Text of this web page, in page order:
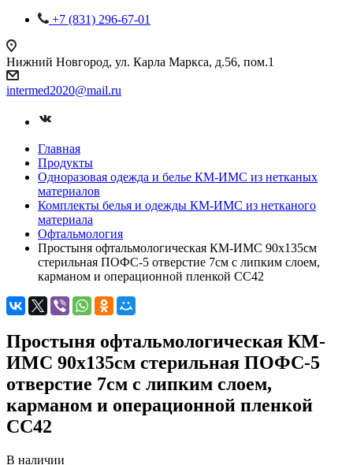
+7 (831) 296-67-01
Нижний Новгород, ул. Карла Маркса, д.56, пом.1
intermed2020@mail.ru
Главная
Продукты
Одноразовая одежда и белье КМ-ИМС из нетканых
материалов
Комплекты белья и одежды КМ-ИМС из нетканого
материала
Офтальмология
Простыня офтальмологическая КМ-ИМС 90х135см
стерильная ПОФС-5 отверстие 7см с липким слоем,
карманом и операционной пленкой СС42
Простыня офтальмологическая КМ-
ИМС 90х135см стерильная ПОФС-5
отверстие 7см с липким слоем,
карманом и операционной пленкой
СС42
В наличии